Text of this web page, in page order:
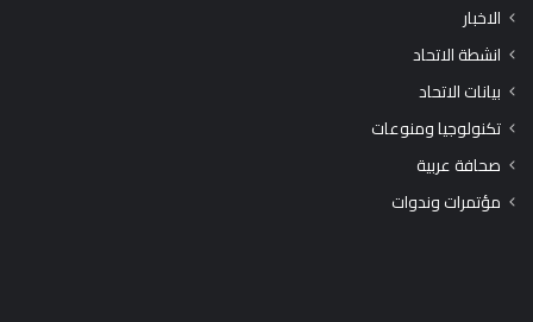
الاخبار
انشطة الاتحاد
بيانات الاتحاد
تكنولوجيا ومنوعات
صحافة عربية
مؤتمرات وندوات